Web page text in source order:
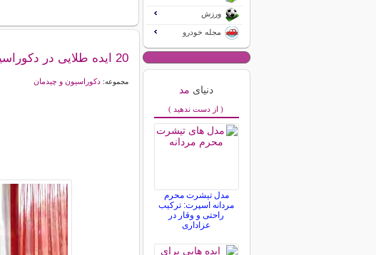
20 ایده طلایی در دكوراسیون
مجموعه:دکوراسیون و چیدمان
ورزش
مجله خودرو
دنیای مد
( از دست ندهید )
مدل تیشرت محرم
مردانه اسپرت: ترکیب
راحتی و وقار در
عزاداری